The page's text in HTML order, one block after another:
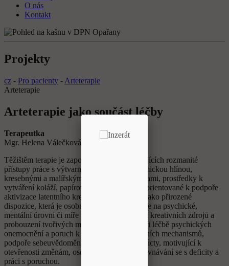
O nás
Kontakt
Projekty
cz - Pro pacienty - Arteterapie
Arteterapie
Arteterapie jako součást léčby
Terapeutka
Mgr. Helena Válečková
Těžištěm terapie je zapojení technik využívajících rozmanité
přístupy práce s výtvarnými materiály (keramickou hlínou,
kresebnými a malířskými barvami a pomůckami, prostředky k
vytváření koláží, papírových plastik apod.), orientované k podpoře
aktivizace latentního kreativního potenciálu jako přirozené
dispozice, která je osobnosti vlastní, nezávisle na psychické,
mentální úrovni či míře postižení. Odkrývání kreativních zdrojů a
probouzení tvořivých možností napomáhá při léčbě psychických
onemocnění a poruch k spouštění autosanačních mechanismů,
podpoře sebeuvědomění, sebedůvěry a sebeúcty, motivující k
otevřenosti změnám, osobnímu rozvoji, vyrovnávání se s deficity a
práci s poruchou.